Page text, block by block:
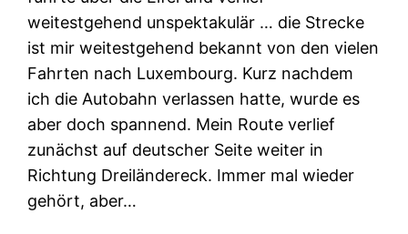
weitestgehend unspektakulär … die Strecke
ist mir weitestgehend bekannt von den vielen
Fahrten nach Luxembourg. Kurz nachdem
ich die Autobahn verlassen hatte, wurde es
aber doch spannend. Mein Route verlief
zunächst auf deutscher Seite weiter in
Richtung Dreiländereck. Immer mal wieder
gehört, aber…